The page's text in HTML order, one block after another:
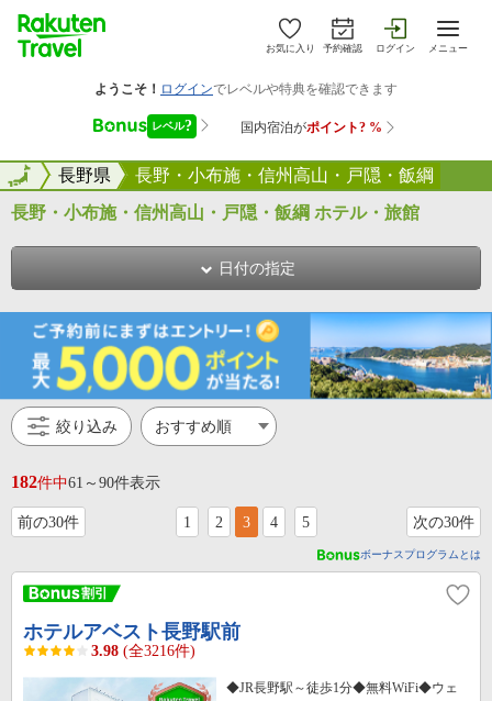
お気に入り 予約確認 ログイン メニュー
全国長野県 長野・小布施・信州高山・戸隠・飯綱
全国
長野・小布施・信州高山・戸隠・飯綱 ホテル・旅館
日付の指定
絞り込み
182件中61～90件表示
前の30件 1 2 3 4 5 次の30件
ボーナスプログラムとは
ホテルアベスト長野駅前
3.98 (全3216件)
◆JR長野駅～徒歩1分◆無料WiFi◆ウェ